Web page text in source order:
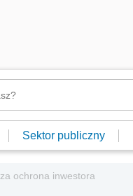
Sektor publiczny
ochrona inwestora